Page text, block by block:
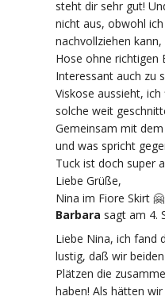
steht dir sehr gut!
nicht aus, obwohl
nachvollziehen
Hose ohne richtigen
Interessant auch zu
Viskose aussieht,
solche weit
Gemeinsam mit
und was spricht
Tuck ist doch super
Liebe Grüße,
Nina im Fiore Skirt 🤗
Barbara sagt am 4.
Liebe Nina, ich fand
lustig, daß wir
Plätzen die
haben! Als hätten